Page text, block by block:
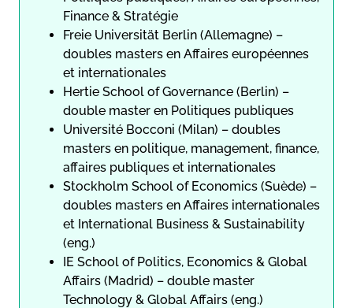
Finance & Stratégie
Freie Universität Berlin (Allemagne) –
doubles masters en Affaires européennes
et internationales
Hertie School of Governance (Berlin) –
double master en Politiques publiques
Université Bocconi (Milan) – doubles
masters en politique, management, finance,
affaires publiques et internationales
Stockholm School of Economics (Suède) –
doubles masters en Affaires internationales
et International Business & Sustainability
(eng.)
IE School of Politics, Economics & Global
Affairs (Madrid) – double master
Technology & Global Affairs (eng.)